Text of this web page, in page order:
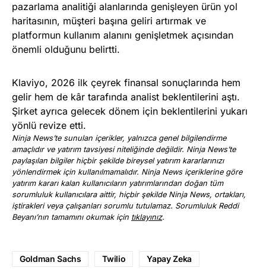
pazarlama analitiği alanlarında genişleyen ürün yol
haritasının, müşteri başına geliri artırmak ve
platformun kullanım alanını genişletmek açısından
önemli olduğunu belirtti.
Klaviyo, 2026 ilk çeyrek finansal sonuçlarında hem
gelir hem de kâr tarafında analist beklentilerini aştı.
Şirket ayrıca gelecek dönem için beklentilerini yukarı
yönlü revize etti.
Ninja News’te sunulan içerikler, yalnızca genel bilgilendirme
amaçlıdır ve yatırım tavsiyesi niteliğinde değildir. Ninja News’te
paylaşılan bilgiler hiçbir şekilde bireysel yatırım kararlarınızı
yönlendirmek için kullanılmamalıdır. Ninja News içeriklerine göre
yatırım kararı kalan kullanıcıların yatırımlarından doğan tüm
sorumluluk kullanıcılara aittir, hiçbir şekilde Ninja News, ortakları,
iştirakleri veya çalışanları sorumlu tutulamaz. Sorumluluk Reddi
Beyanı’nın tamamını okumak için tıklayınız.
Goldman Sachs Twilio Yapay Zeka